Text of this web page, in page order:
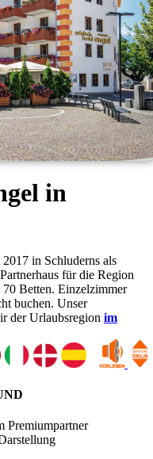
in
in Schluderns als
für die Region
Betten. Einzelzimmer
buchen. Unser
der Urlaubsregion im
Premiumpartner